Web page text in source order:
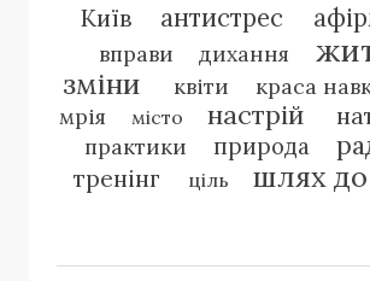
Київ антистрес
вправи дихання
зміни квіти
краса
мрія
місто настрій
практики природа
тренінг ціль шлях до